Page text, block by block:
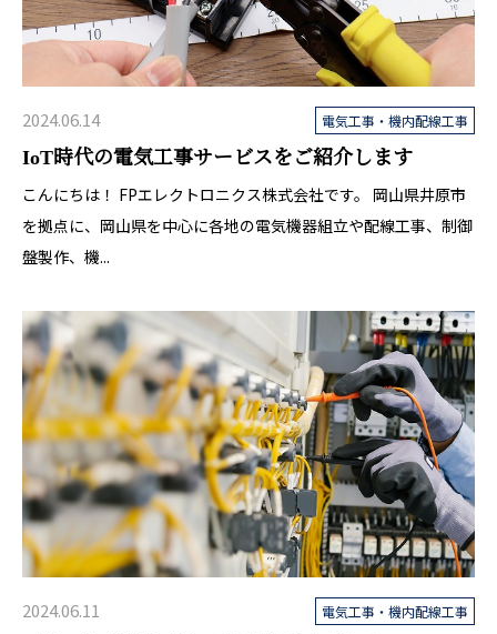
2024.06.14 電気工事・機内配線工事
IoT時代の電気工事サービスをご紹介します
こんにちは！ FPエレクトロニクス株式会社です。 岡山県井原市
を拠点に、岡山県を中心に各地の電気機器組立や配線工事、制御
盤製作、機...
2024.06.11 電気工事・機内配線工事